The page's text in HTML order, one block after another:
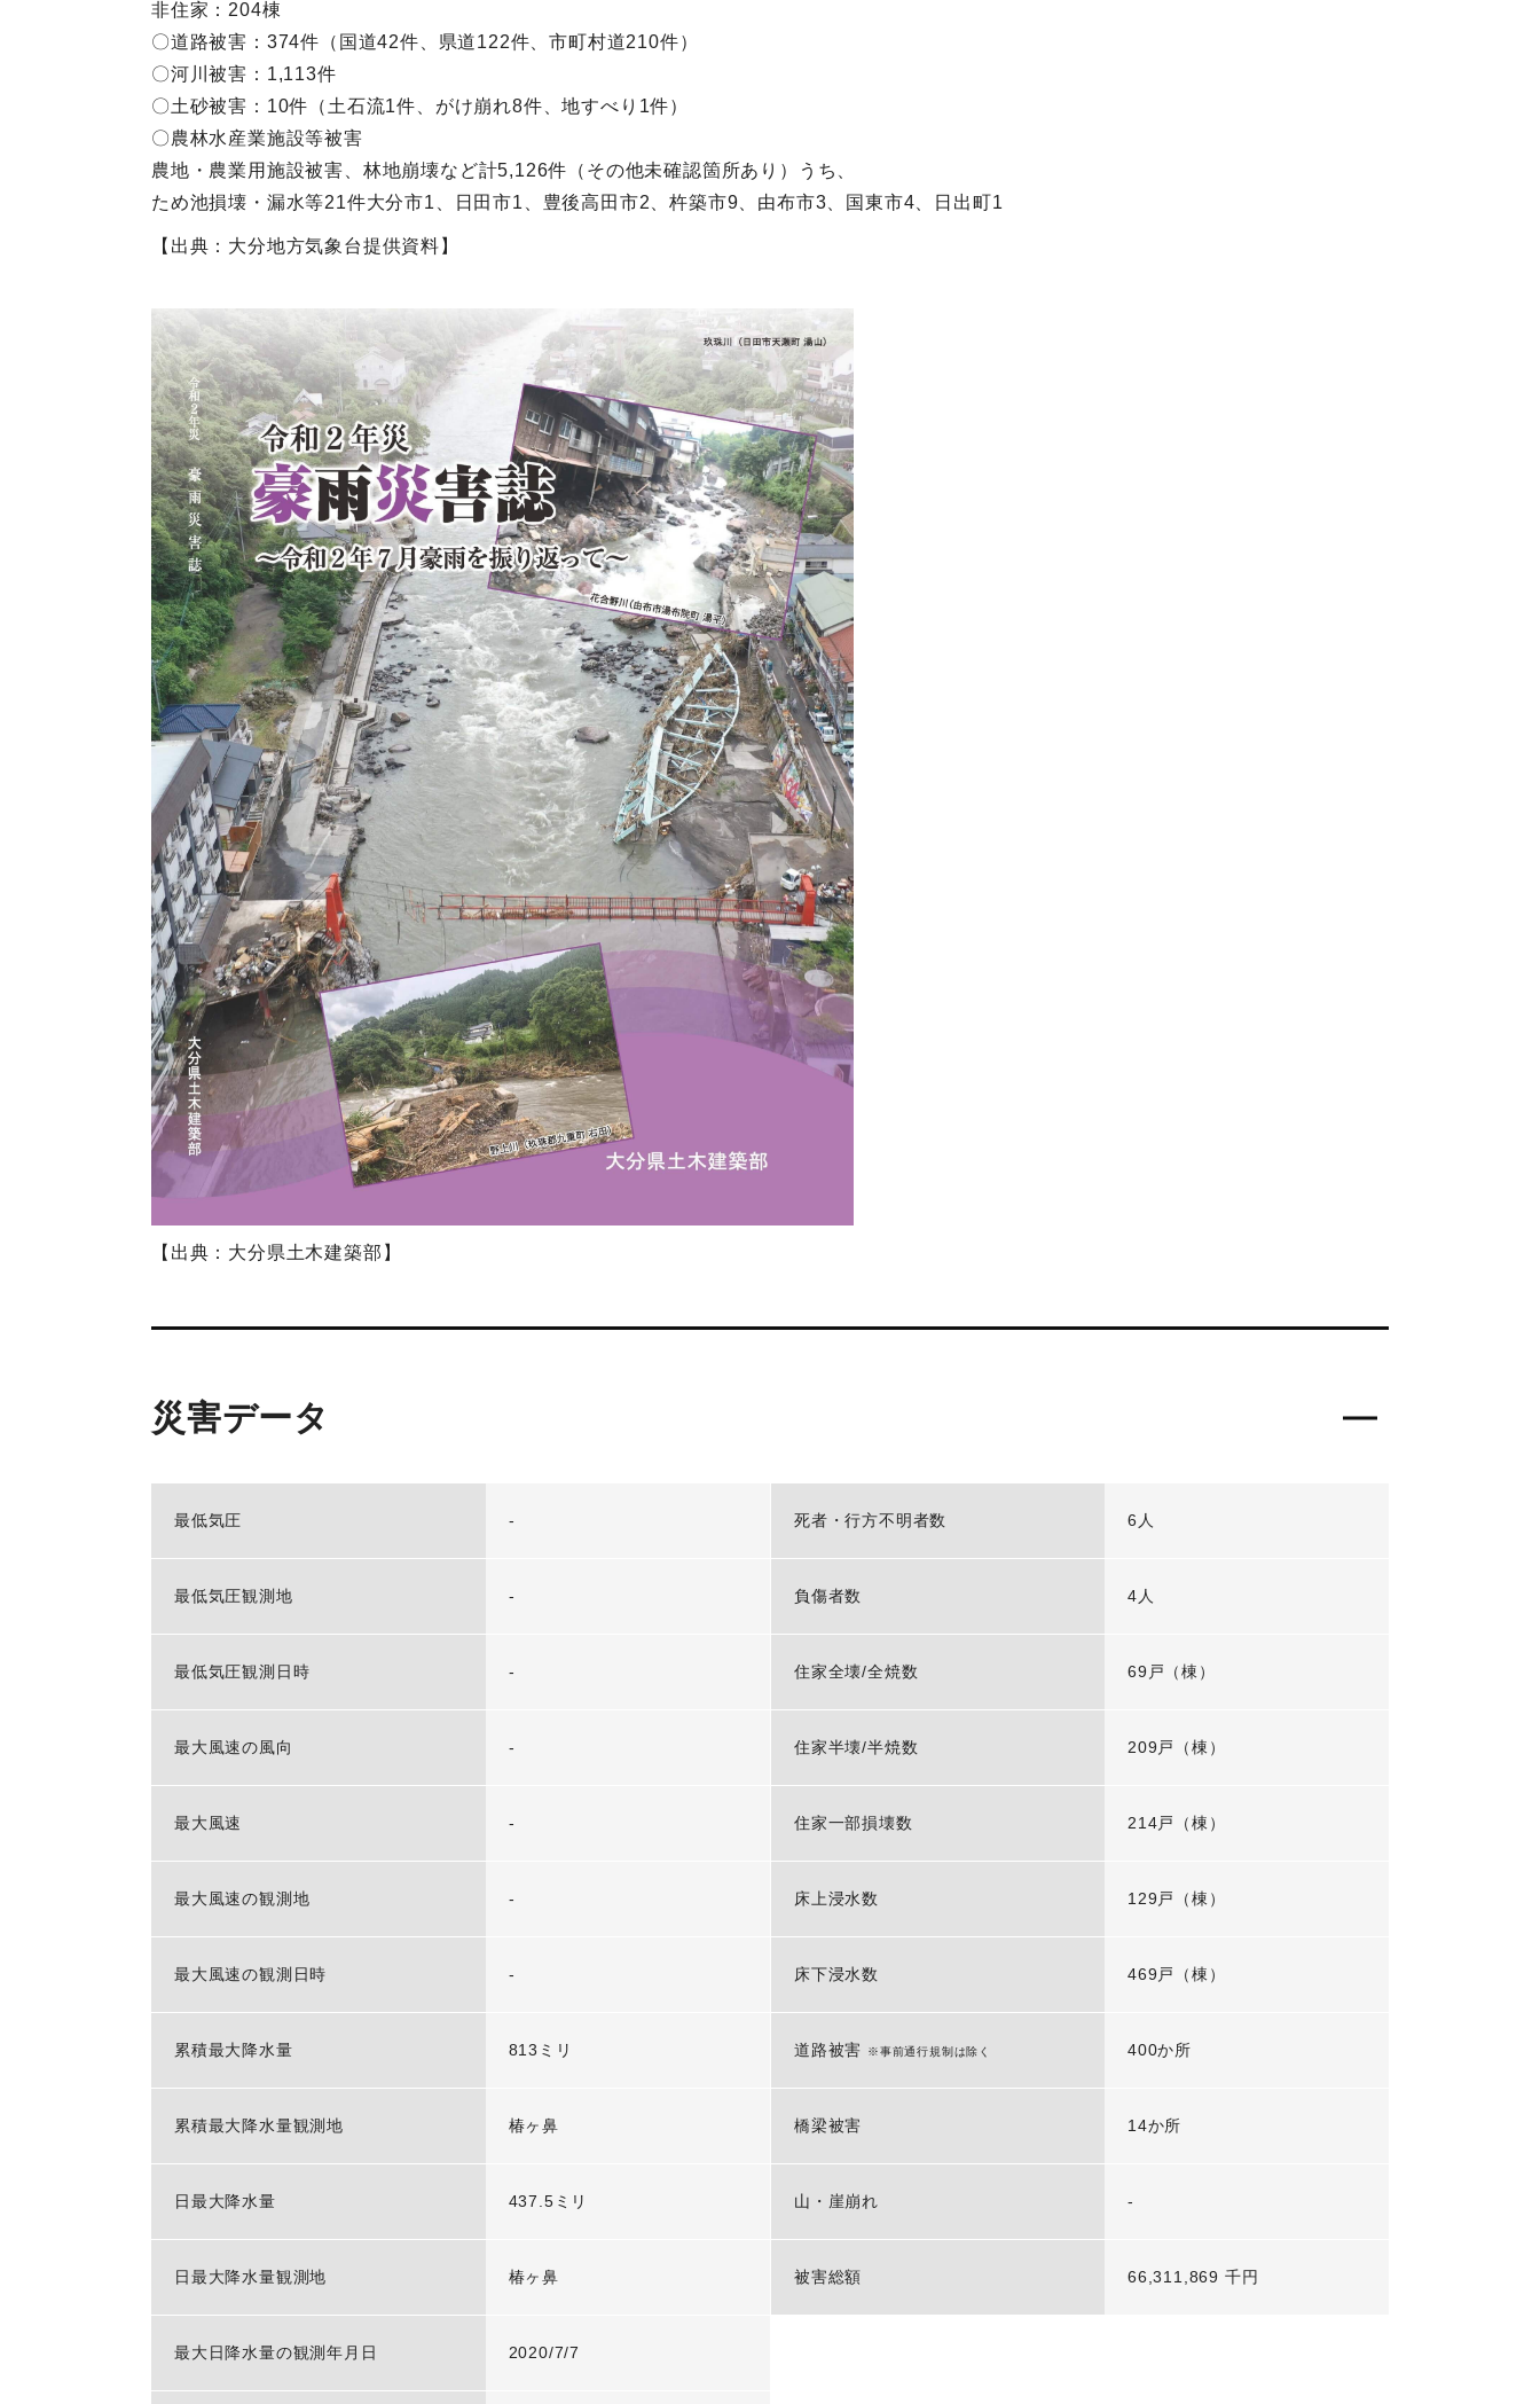
非住家：204棟
〇道路被害：374件（国道42件、県道122件、市町村道210件）
〇河川被害：1,113件
〇土砂被害：10件（土石流1件、がけ崩れ8件、地すべり1件）
〇農林水産業施設等被害
農地・農業用施設被害、林地崩壊など計5,126件（その他未確認箇所あり）うち、
ため池損壊・漏水等21件大分市1、日田市1、豊後高田市2、杵築市9、由布市3、国東市4、日出町1
【出典：大分地方気象台提供資料】
【出典：大分県土木建築部】
災害データ
最低気圧 -
最低気圧観測地 -
最低気圧観測日時 -
最大風速の風向 -
最大風速 -
最大風速の観測地 -
最大風速の観測日時 -
累積最大降水量 813ミリ
累積最大降水量観測地 椿ヶ鼻
日最大降水量 437.5ミリ
日最大降水量観測地 椿ヶ鼻
最大日降水量の観測年月日 2020/7/7
死者・行方不明者数 6人
負傷者数 4人
住家全壊/全焼数 69戸（棟）
住家半壊/半焼数 209戸（棟）
住家一部損壊数 214戸（棟）
床上浸水数 129戸（棟）
床下浸水数 469戸（棟）
道路被害 ※事前通行規制は除く 400か所
橋梁被害 14か所
山・崖崩れ -
被害総額 66,311,869 千円